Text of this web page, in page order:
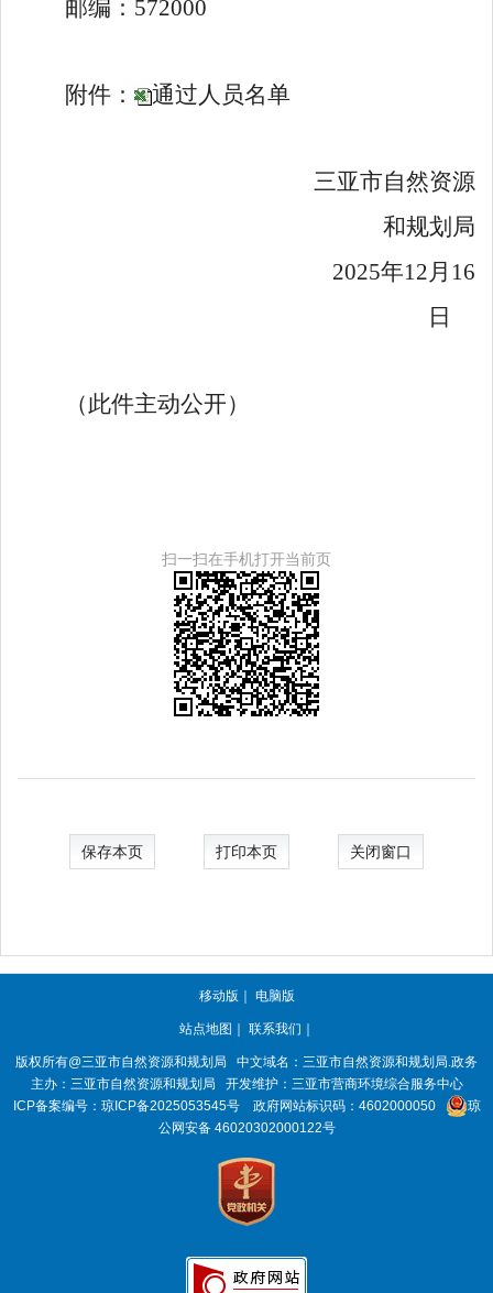
邮编：572000
附件： 通过人员名单
三亚市自然资源
和规划局
2025年12月1 6
日
（此件主动公开）
扫一扫在手机打开当前页
保存本页 打印本页 关闭窗口
移动版 ｜ 电脑版
站点地图 ｜ 联系我们 ｜
版权所有@三亚市自然资源和规划局
中文域名：三亚市自然资源和规划局.政务
主办：三亚市自然资源和规划局
开发维护：三亚市营商环境综合服务中心
ICP备案编号： 琼ICP备2025053545号 政府网站标识码： 4602000050
琼
公网安备 46020302000122号